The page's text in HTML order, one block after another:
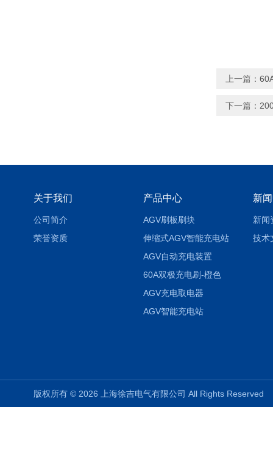
上一篇：
下一篇：
关于我们
公司简介
荣誉资质
产品中心
AGV刷板刷块
伸缩式AGV智能充电站
AGV自动充电装置
60A双极充电刷-橙色
AGV充电取电器
AGV智能充电站
新
新闻
技术
版权所有 © 2026 上海徐吉电气有限公司 All Rights